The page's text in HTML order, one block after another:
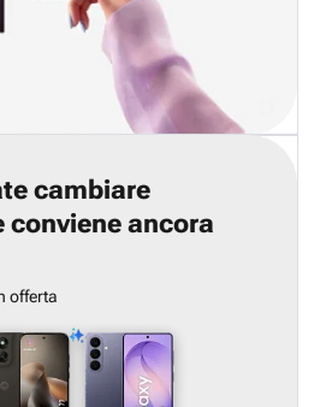
cambiare
conviene ancora
offerta